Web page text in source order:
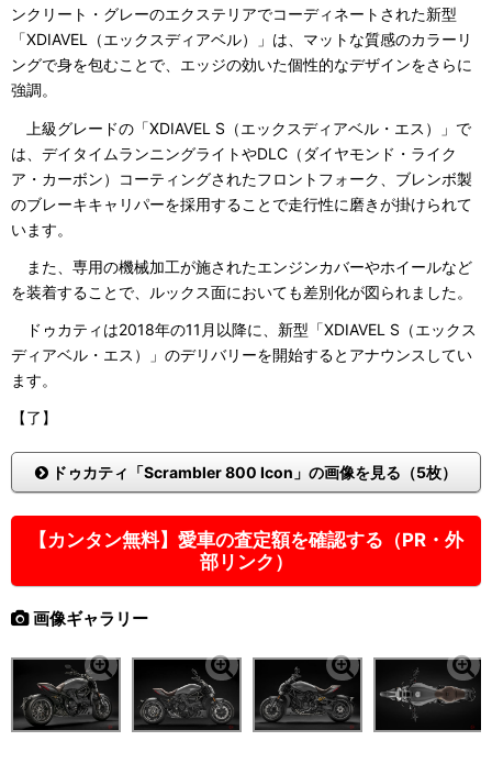
ンクリート・グレーのエクステリアでコーディネートされた新型
「XDIAVEL（エックスディアベル）」は、マットな質感のカラーリ
ングで身を包むことで、エッジの効いた個性的なデザインをさらに
強調。
上級グレードの「XDIAVEL S（エックスディアベル・エス）」で
は、デイタイムランニングライトやDLC（ダイヤモンド・ライク
ア・カーボン）コーティングされたフロントフォーク、ブレンボ製
のブレーキキャリパーを採用することで走行性に磨きが掛けられて
います。
また、専用の機械加工が施されたエンジンカバーやホイールなど
を装着することで、ルックス面においても差別化が図られました。
ドゥカティは2018年の11月以降に、新型「XDIAVEL S（エックス
ディアベル・エス）」のデリバリーを開始するとアナウンスしてい
ます。
【了】
ドゥカティ「Scrambler 800 Icon」の画像を見る（5枚）
【カンタン無料】愛車の査定額を確認する（PR・外
部リンク）
画像ギャラリー